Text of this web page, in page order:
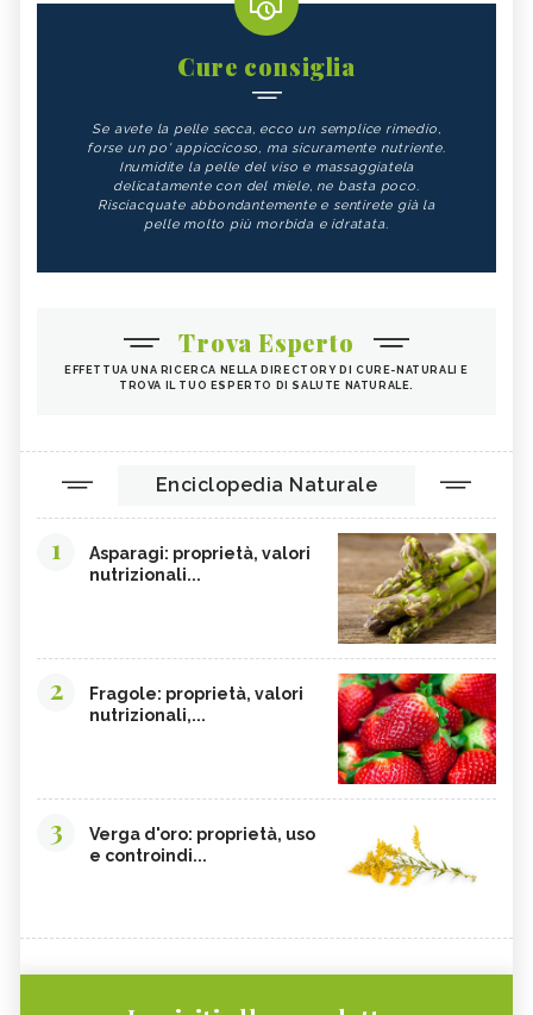
Cure consiglia
Se avete la pelle secca, ecco un semplice rimedio,
forse un po' appiccicoso, ma sicuramente nutriente.
Inumidite la pelle del viso e massaggiatela
delicatamente con del miele, ne basta poco.
Risciacquate abbondantemente e sentirete già la
pelle molto più morbida e idratata.
Trova Esperto
EFFETTUA UNA RICERCA NELLA DIRECTORY DI CURE-NATURALI E
TROVA IL TUO ESPERTO DI SALUTE NATURALE.
Enciclopedia Naturale
1
Asparagi: proprietà, valori
nutrizionali...
2
Fragole: proprietà, valori
nutrizionali,...
3
Verga d'oro: proprietà, uso
e controindi...